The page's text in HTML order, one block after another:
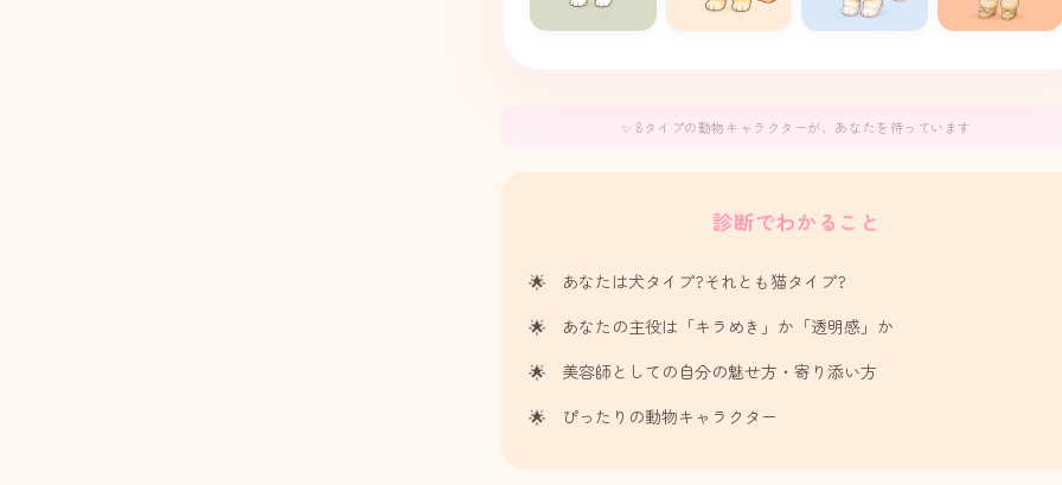
✨ 8タイプの動物キャラクターが、あなたを待っています
診断でわかること
あなたは犬タイプ?それとも猫タイプ?
あなたの主役は「キラめき」か「透明感」か
美容師としての自分の魅せ方・寄り添い方
ぴったりの動物キャラクター